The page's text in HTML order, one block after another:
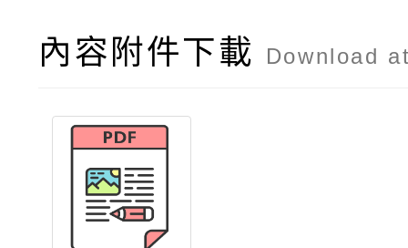
內容附件下載 Download